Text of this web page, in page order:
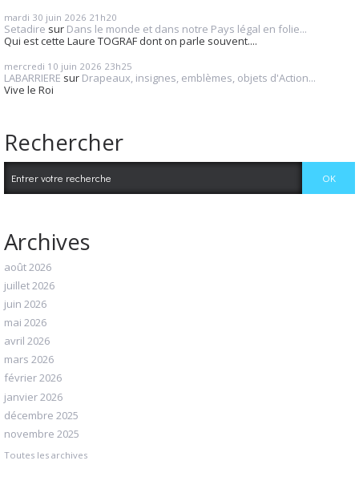
mardi 30 juin 2026 21h20
Setadire sur Dans le monde et dans notre Pays légal en folie...
Qui est cette Laure TOGRAF dont on parle souvent....
mercredi 10 juin 2026 23h25
LABARRIERE sur Drapeaux, insignes, emblèmes, objets d'Action...
Vive le Roi
Rechercher
Archives
août 2026
juillet 2026
juin 2026
mai 2026
avril 2026
mars 2026
février 2026
janvier 2026
décembre 2025
novembre 2025
Toutes les archives